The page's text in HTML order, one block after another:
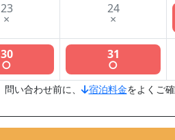
23
×
24
×
30
○
31
○
問い合わせ前に、 宿泊料金をよくご